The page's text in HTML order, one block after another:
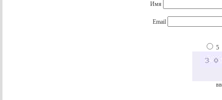
Имя
Email
5